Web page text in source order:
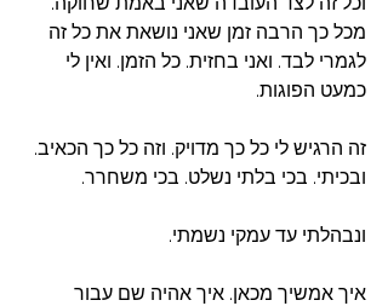
מכל כך הרבה זמן שאני נושאת את כל זה
לגמרי לבד. ואני בחזית. כל הזמן. ואין לי
כמעט הפוגות.
זה הרגיש לי כל כך מדויק. וזה כל כך הכאיב.
ובכיתי. בכי בלתי נשלט. בכי משחרר.
ונבהלתי עד עמקי נשמתי.
איך אמשיך מכאן. איך אהיה שם עבור